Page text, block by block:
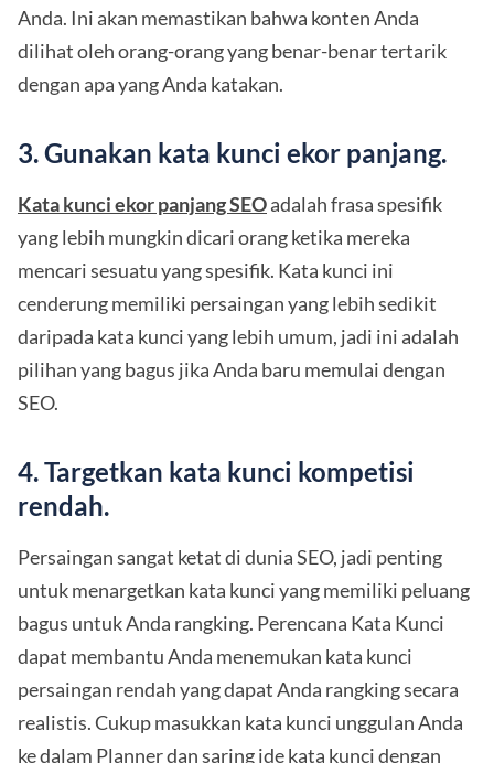
Anda. Ini akan memastikan bahwa konten Anda
dilihat oleh orang-orang yang benar-benar tertarik
dengan apa yang Anda katakan.
3. Gunakan kata kunci ekor panjang.
Kata kunci ekor panjang SEOadalah frasa spesifik
yang lebih mungkin dicari orang ketika mereka
mencari sesuatu yang spesifik. Kata kunci ini
cenderung memiliki persaingan yang lebih sedikit
daripada kata kunci yang lebih umum, jadi ini adalah
pilihan yang bagus jika Anda baru memulai dengan
SEO.
4. Targetkan kata kunci kompetisi
rendah.
Persaingan sangat ketat di dunia SEO, jadi penting
untuk menargetkan kata kunci yang memiliki peluang
bagus untuk Anda rangking. Perencana Kata Kunci
dapat membantu Anda menemukan kata kunci
persaingan rendah yang dapat Anda rangking secara
realistis. Cukup masukkan kata kunci unggulan Anda
ke dalam Planner dan saring ide kata kunci dengan